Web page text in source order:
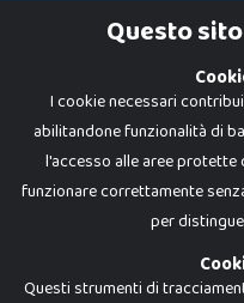
Cookie PolicyQuesto
I cookie necessari
abilitandone funzionalità di
l'accesso alle aree protette
funzionare correttamente
per
Questi strumenti di